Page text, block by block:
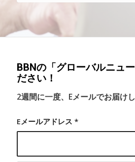
BBNの「グローバルニュ
ださい！
2週間に一度、Eメールでお届けし
Eメールアドレス *